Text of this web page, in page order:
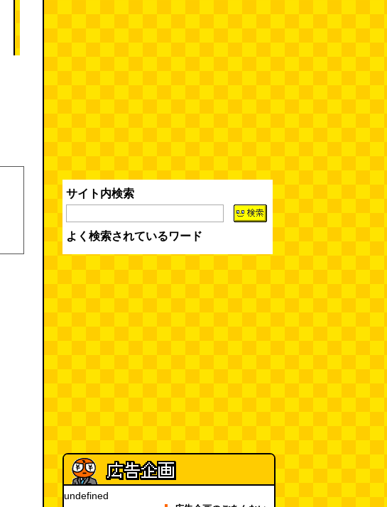
世田谷区民会館行きのバスは1日
1本(べつやく れい)
「モグラ駅」で有名な土合駅……
現役、コスモスの自販機
稿) (08.03 16:00)
サイト内検索
よく検索されているワード
undefined